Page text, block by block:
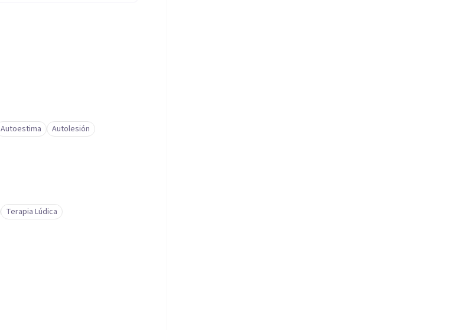
Autoestima
Autolesión
Terapia Lúdica